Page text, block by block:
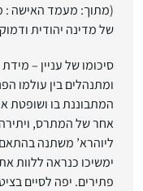
(מתוך: מעמד האישה :
של מדינה יהודית
סיכומו של עניין –
ומתנהלים בין עולמו
המתבוננת בו ושופטת
אחר של המתרס,
ליוהרא’ משתנה
ימשיכו כנראה ללוות את
פתירים. יפה לסיים